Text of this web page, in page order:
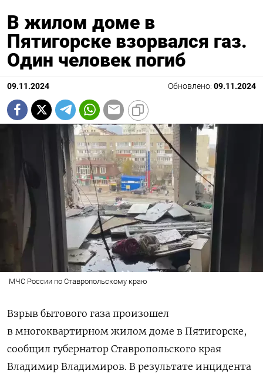
В жилом доме в
Пятигорске взорвался газ.
Один человек погиб
09.11.2024 Обновлено: 09.11.2024
МЧС России по Ставропольскому краю
Взрыв бытового газа произошел
в многоквартирном жилом доме в Пятигорске,
сообщил губернатор Ставропольского края
Владимир Владимиров. В результате инцидента